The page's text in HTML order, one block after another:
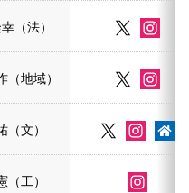
（法）
地域）
文）
工）